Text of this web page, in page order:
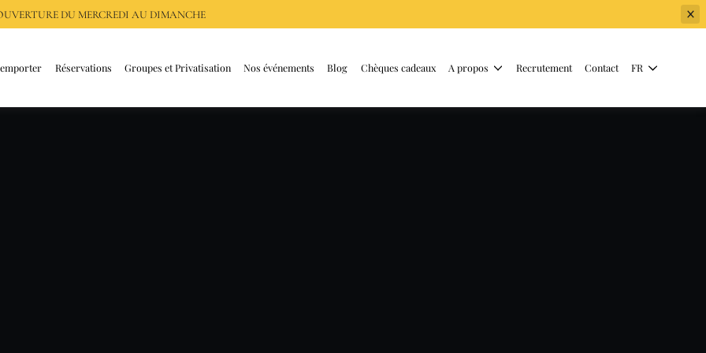
DU MERCREDI AU DIMANCHE
Réservations Groupes et Privatisation Nos événements Blog Chèques cadeaux A propos Recrutement Contact FR